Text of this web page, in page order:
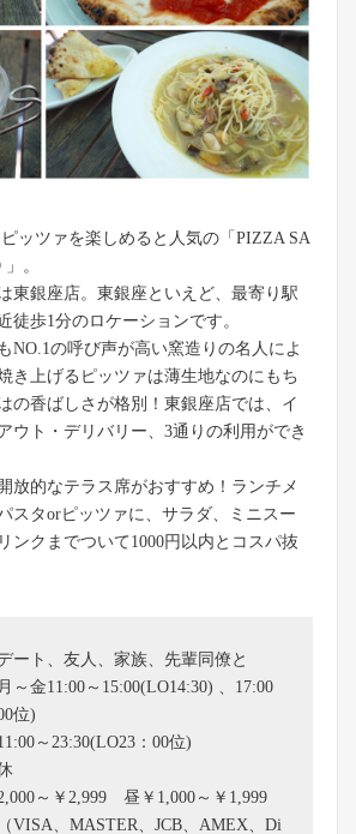
ッツァを楽しめると人気の「PIZZA SA
」。
東銀座店。東銀座といえど、最寄り駅
徒歩1分のロケーションです。
NO.1の呼び声が高い窯造りの名人によ
き上げるピッツァは薄生地なのにもち
の香ばしさが格別！東銀座店では、イ
ウト・デリバリー、3通りの利用ができ
放的なテラス席がおすすめ！ランチメ
スタorピッツァに、サラダ、ミニスー
ンクまでついて1000円以内とコスパ抜
ト、友人、家族、先輩同僚と
金11:00～15:00(LO14:30) 、17:00
位)
～23:30(LO23：00位)
～￥2,999 昼￥1,000～￥1,999
、MASTER、JCB、AMEX、Di